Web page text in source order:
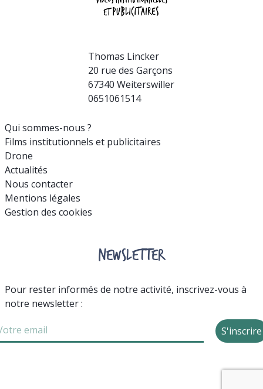
Thomas Lincker
20 rue des Garçons
67340 Weiterswiller
0651061514
Qui sommes-nous ?
Films institutionnels et publicitaires
Drone
Actualités
Nous contacter
Mentions légales
Gestion des cookies
NEWSLETTER
Pour rester informés de notre activité, inscrivez-vous à
notre newsletter :
S'inscrire